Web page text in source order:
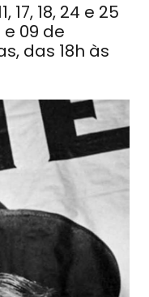
17, 18, 24 e 25
e 09 de
das 18h às